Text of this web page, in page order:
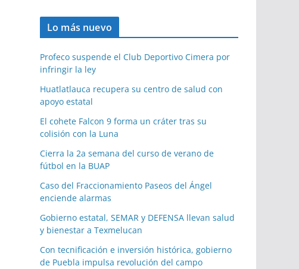
Lo más nuevo
Profeco suspende el Club Deportivo Cimera por
infringir la ley
Huatlatlauca recupera su centro de salud con
apoyo estatal
El cohete Falcon 9 forma un cráter tras su
colisión con la Luna
Cierra la 2a semana del curso de verano de
fútbol en la BUAP
Caso del Fraccionamiento Paseos del Ángel
enciende alarmas
Gobierno estatal, SEMAR y DEFENSA llevan salud
y bienestar a Texmelucan
Con tecnificación e inversión histórica, gobierno
de Puebla impulsa revolución del campo